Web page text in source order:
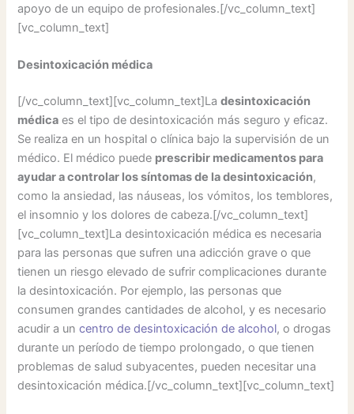
apoyo de un equipo de profesionales.[/vc_column_text]
[vc_column_text]
Desintoxicación médica
[/vc_column_text][vc_column_text]Ladesintoxicación
médica es el tipo de desintoxicación más seguro y eficaz.
Se realiza en un hospital o clínica bajo la supervisión de un
médico. El médico puede prescribir medicamentos para
ayudar a controlar los síntomas de la desintoxicación,
como la ansiedad, las náuseas, los vómitos, los temblores,
el insomnio y los dolores de cabeza.[/vc_column_text]
[vc_column_text]La desintoxicación médica es necesaria
para las personas que sufren una adicción grave o que
tienen un riesgo elevado de sufrir complicaciones durante
la desintoxicación. Por ejemplo, las personas que
consumen grandes cantidades de alcohol, y es necesario
acudir a uncentro de desintoxicación de alcohol, o drogas
durante un período de tiempo prolongado, o que tienen
problemas de salud subyacentes, pueden necesitar una
desintoxicación médica.[/vc_column_text][vc_column_text]